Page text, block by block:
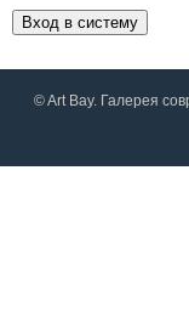
© Art Bay. Галерея